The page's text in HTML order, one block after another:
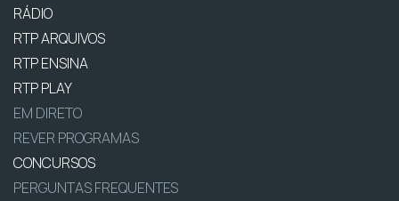
RÁDIO
RTP ARQUIVOS
RTP ENSINA
RTP PLAY
EM DIRETO
REVER PROGRAMAS
CONCURSOS
PERGUNTAS FREQUENTES